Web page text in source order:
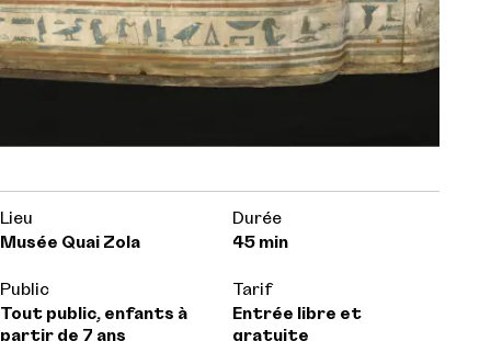
Lieu
Musée Quai Zola
Durée
45 min
Public
Tout public, enfants à
partir de 7 ans
Tarif
Entrée libre et
gratuite